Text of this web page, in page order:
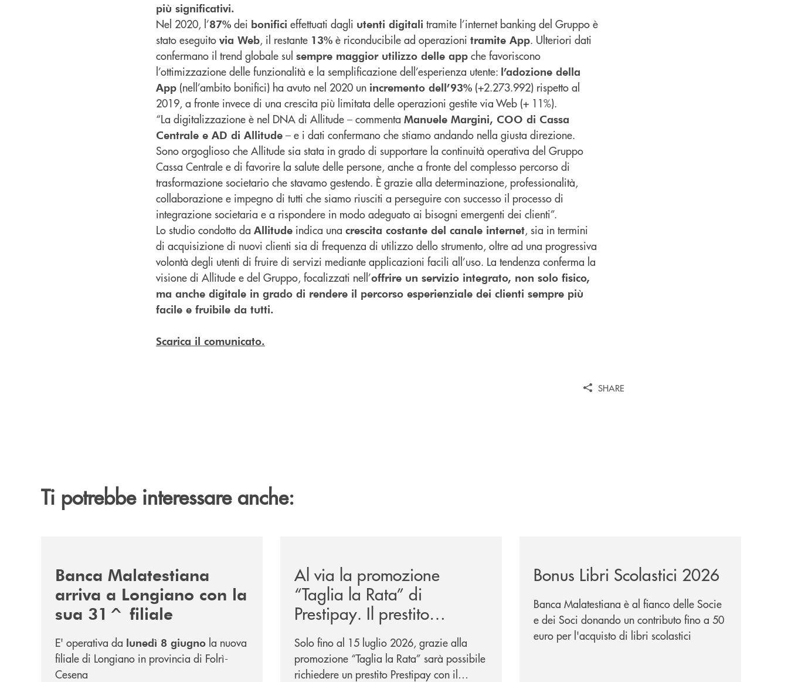
più significativi.
Nel 2020, l’87% dei bonifici effettuati dagli utenti digitali tramite l’internet banking del Gruppo è
stato eseguito via Web, il restante 13% è riconducibile ad operazioni tramite App. Ulteriori dati
confermano il trend globale sul sempre maggior utilizzo delle app che favoriscono
l’ottimizzazione delle funzionalità e la semplificazione dell’esperienza utente: l’adozione della
App (nell’ambito bonifici) ha avuto nel 2020 un incremento dell’93% (+2.273.992) rispetto al
2019, a fronte invece di una crescita più limitata delle operazioni gestite via Web (+ 11%).
“La digitalizzazione è nel DNA di Allitude – commenta Manuele Margini, COO di Cassa
Centrale e AD di Allitude – e i dati confermano che stiamo andando nella giusta direzione.
Sono orgoglioso che Allitude sia stata in grado di supportare la continuità operativa del Gruppo
Cassa Centrale e di favorire la salute delle persone, anche a fronte del complesso percorso di
trasformazione societario che stavamo gestendo. È grazie alla determinazione, professionalità,
collaborazione e impegno di tutti che siamo riusciti a perseguire con successo il processo di
integrazione societaria e a rispondere in modo adeguato ai bisogni emergenti dei clienti”.
Lo studio condotto da Allitude indica una crescita costante del canale internet, sia in termini
di acquisizione di nuovi clienti sia di frequenza di utilizzo dello strumento, oltre ad una progressiva
volontà degli utenti di fruire di servizi mediante applicazioni facili all’uso. La tendenza conferma la
visione di Allitude e del Gruppo, focalizzati nell’offrire un servizio integrato, non solo fisico,
ma anche digitale in grado di rendere il percorso esperienziale dei clienti sempre più
facile e fruibile da tutti.
Scarica il comunicato.
SHARE
Ti potrebbe interessare anche:
Banca Malatestiana
arriva a Longiano con la
sua 31^ filiale
E' operativa da lunedì 8 giugno la nuova
filiale di Longiano in provincia di Folrì-
Cesena
Al via la promozione
“Taglia la Rata” di
Prestipay. Il prestito
personale che si fa in due
per te!
Solo fino al 15 luglio 2026, grazie alla
promozione “Taglia la Rata” sarà possibile
richiedere un prestito Prestipay con il
Bonus Libri Scolastici 2026
Banca Malatestiana è al fianco delle Socie
e dei Soci donando un contributo fino a 50
euro per l'acquisto di libri scolastici